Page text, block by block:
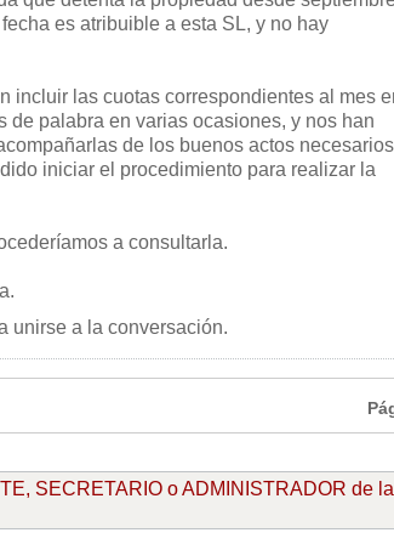
es atribuible a esta SL, y no hay
incluir las cuotas correspondientes al mes
palabra en varias ocasiones, y nos han
de los buenos actos necesarios
iniciar el procedimiento para realizar la
a consultarla.
unirse a la conversación.
SECRETARIO o ADMINISTRADOR de la